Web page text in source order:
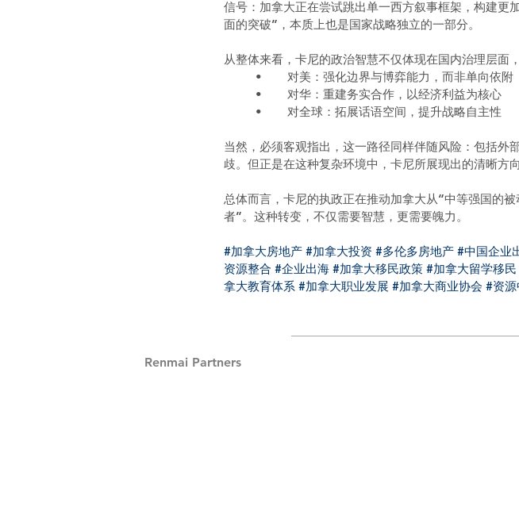
信号：加拿大正在尝试跳出单一西方叙事框架，构建更
面的突破”，本质上也是国家战略独立的一部分。
从整体来看，卡尼的政治智慧不仅体现在国内治理层面
	•	对美：强化边界与博弈能力，而非单向依附
	•	对华：重建务实合作，以经济利益为核心
	•	对全球：拓展话语空间，提升战略自主性
当然，必须客观指出，这一路径同样伴随风险：包括外
歧。但正是在这种复杂环境中，卡尼所展现出的清晰方
总体而言，卡尼的执政正在推动加拿大从“中等强国的
者”。这种转变，不仅需要智慧，更需要魄力。
#加拿大房地产 #加拿大投资 #多伦多房地产 #中国企业
资源整合 #企业出海 #加拿大移民政策 #加拿大留学移民
拿大教育体系 #加拿大职业发展 #加拿大商业协会 #资
Renmai Partners